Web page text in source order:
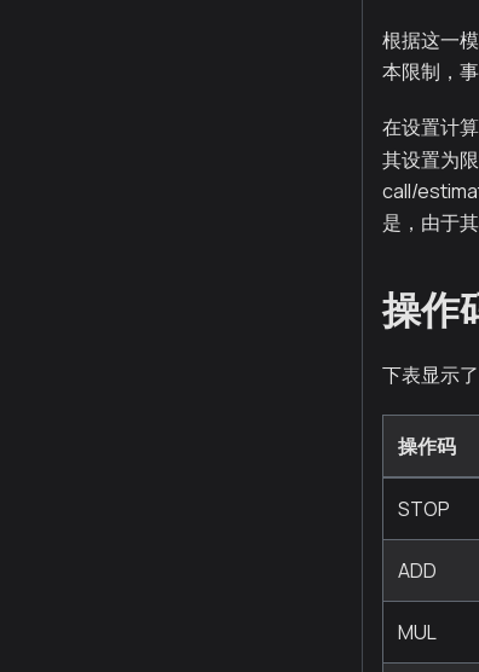
根据这一
本限制，
在设置计
其设置为
call/
是，由于
操作
下表显示
操作码
STOP
ADD
MUL